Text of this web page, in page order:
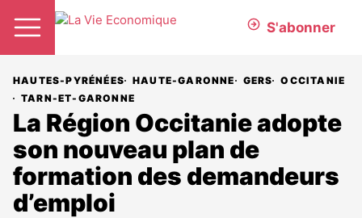
S'abonner
HAUTES-PYRÉNÉES HAUTE-GARONNE GERS
OCCITANIE
TARN-ET-GARONNE
La Région Occitanie adopte
son nouveau plan de
formation des demandeurs
d’emploi